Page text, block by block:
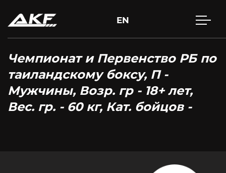
EN
Чемпионат и Первенство РБ по
таиландскому боксу, П -
Мужчины, Возр. гр - 18+ лет,
Вес. гр. - 60 кг, Кат. бойцов -